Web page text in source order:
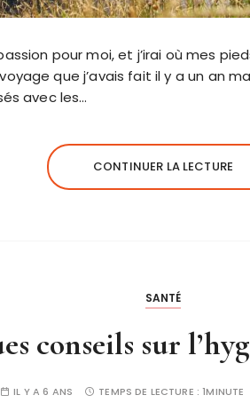
pour moi, et j’irai où mes
que j’avais fait il y a un an
avec les…
CONTINUER LA LECTURE
SANTÉ
conseils sur
IL Y A 6 ANS TEMPS DE LECTURE :1MINUTE